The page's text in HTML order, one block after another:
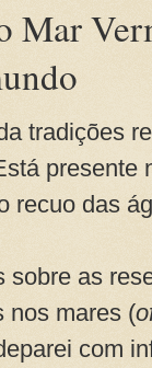
Mar
tradições
presente
recuo das
sobre as
nos mares (
com